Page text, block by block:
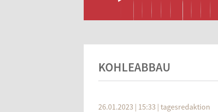
KOHLEABBAU
26.01.2023 | 15:33 | tagesredaktion